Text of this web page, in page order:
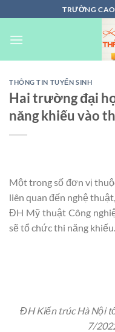
đến
nội
TRƯỜNG
THÔNG TIN TUYỂN SINH
Hai trường đại
năng khiếu vào
Một trong số đơn vị
liên quan đến nghệ
ĐH Mỹ thuật Công
sẽ tổ chức thi năng khiếu.
ĐH Kiến trúc Hà Nội
7/